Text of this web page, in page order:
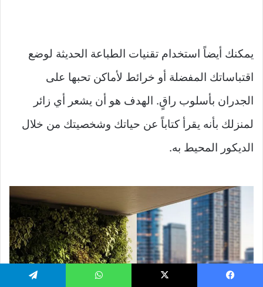
يمكنك أيضاً استخدام تقنيات الطباعة الحديثة لوضع
اقتباساتك المفضلة أو خرائط لأماكن تحبها على
الجدران بأسلوب راقٍ. الهدف هو أن يشعر أي زائر
لمنزلك بأنه يقرأ كتاباً عن حياتك وشخصيتك من خلال
الديكور المحيط به.